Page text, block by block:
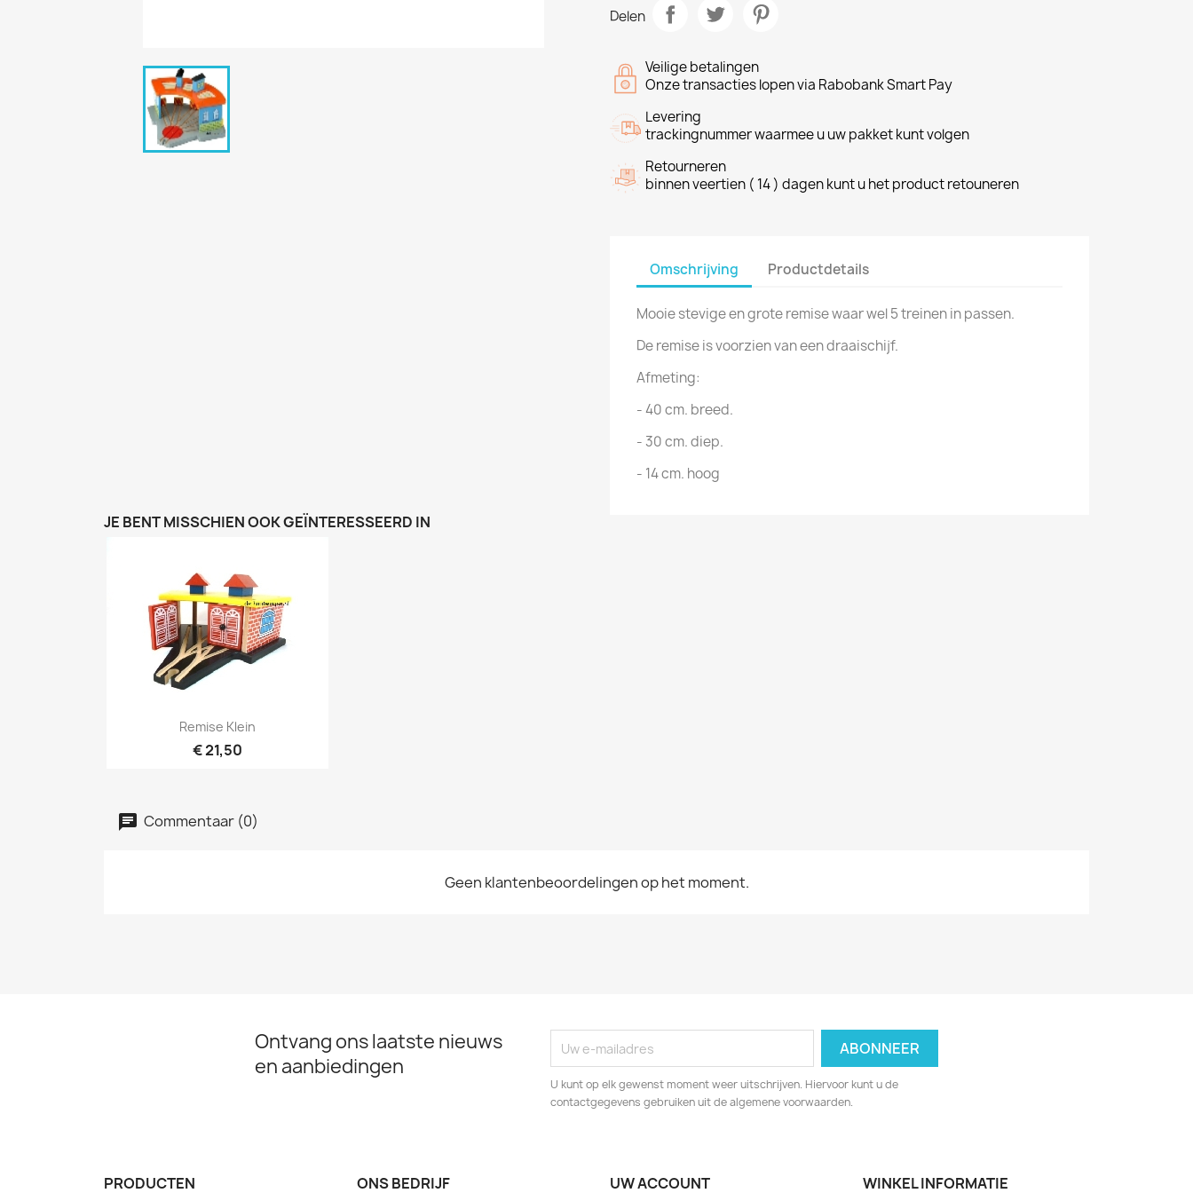
Delen
Veilige betalingen
Onze transacties lopen via Rabobank Smart Pay
Levering
trackingnummer waarmee u uw pakket kunt volgen
Retourneren
binnen veertien ( 14 ) dagen kunt u het product retouneren
Omschrijving Productdetails
Mooie stevige en grote remise waar wel 5 treinen in passen.
De remise is voorzien van een draaischijf.
Afmeting:
- 40 cm. breed.
- 30 cm. diep.
- 14 cm. hoog
JE BENT MISSCHIEN OOK GEÏNTERESSEERD IN
Snel bekijken
Remise Klein
€ 21,50
Commentaar (0)
Geen klantenbeoordelingen op het moment.
Ontvang ons laatste nieuws
en aanbiedingen
U kunt op elk gewenst moment weer uitschrijven. Hiervoor kunt u de
contactgegevens gebruiken uit de algemene voorwaarden.
PRODUCTEN ONS BEDRIJF UW ACCOUNT WINKEL INFORMATIE